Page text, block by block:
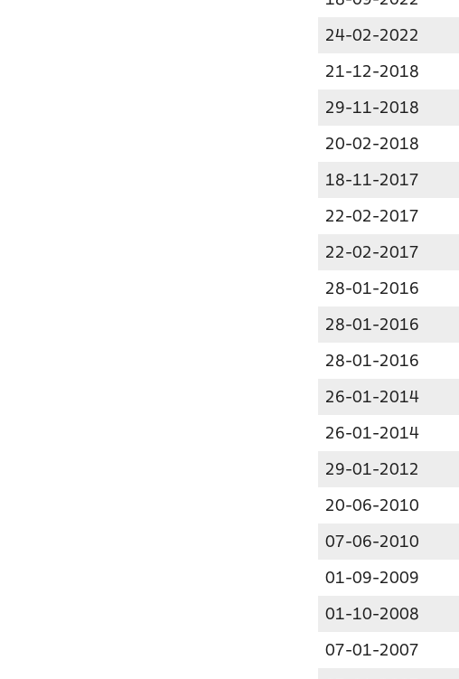
24-02-2022
21-12-2018
29-11-2018
20-02-2018
18-11-2017
22-02-2017
22-02-2017
28-01-2016
28-01-2016
28-01-2016
26-01-2014
26-01-2014
29-01-2012
20-06-2010
07-06-2010
01-09-2009
01-10-2008
07-01-2007